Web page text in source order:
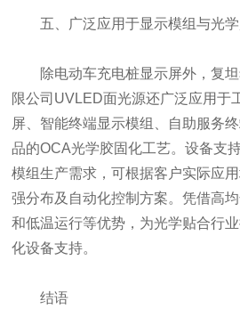
五、广泛应用于显示模组与光
除电动车充电桩显示屏外，复坦
限公司UVLED面光源还广泛应用于
屏、智能终端显示模组、自助服务
品的OCA光学胶固化工艺。设备支
模组生产需求，可根据客户实际应
强分布及自动化控制方案。凭借高
和低温运行等优势，为光学贴合行
化设备支持。
结语